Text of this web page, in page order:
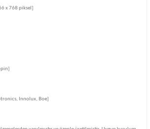
x 768 piksel]
pin]
Innolux, Boe]